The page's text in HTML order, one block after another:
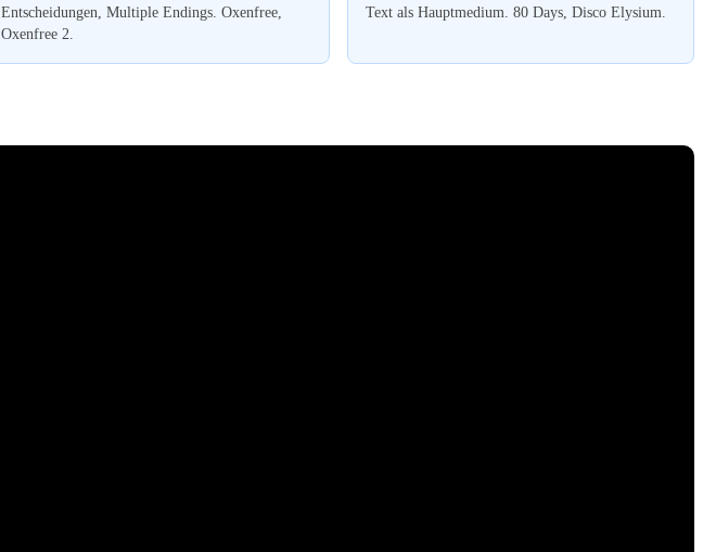
Entscheidungen, Multiple Endings. Oxenfree,
Oxenfree 2.
Text als Hauptmedium. 80 Days, Disco Elysium.